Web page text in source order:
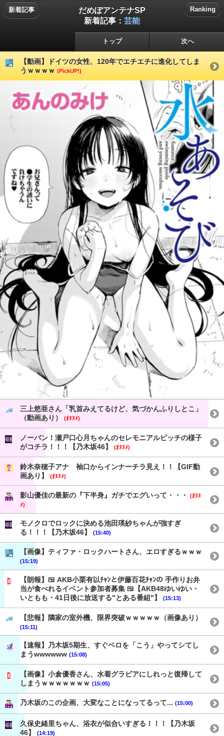
新着記事
だめぽアンテナSP
新着記事： 芸能
Ranking
トップ 次へ
【動画】ドイツの女性、120年でエチエチに進化してしま
うｗｗｗｗ (PickUP!)
三上悠亜さん「乳首みえてるけど、気づかんふりしとこ」
（動画あり）
(ｵﾇﾇﾒ)
ノーバン！瀬戸口心月ちゃんのセレモニアルピッチの様子
がコチラ！！！【乃木坂46】
(ｵﾇﾇﾒ)
鈴木奈穂子アナ 袖口からインナーチラ見え！！【GIF動
画あり】
(ｵﾇﾇﾒ)
影山優佳の最新の『下半身』ガチでエグいって・・・
(ｵﾇﾇ
ﾒ)
モノクロでロックに決める池田瑛紗ちゃんが強すぎ
る！！！【乃木坂46】
(15:40)
【画像】ティファ・ロックハートさん、エロすぎるｗｗｗ
(15:19)
【朗報】🍱 AKB小栗有以ﾁｬﾝと伊藤百花ﾁｬﾝの 手作りお弁
当が食べれるイベント参加者募集 🍱【AKB48ゆいゆい・
いともも・41日後に放送する"とある番組"】
(15:13)
【悲報】隣家の室外機、限界突破ｗｗｗｗｗ（画像あり）
(15:11)
【速報】乃木坂5期生、すぐベロを「こう」やってシてし
まうwwwwww (15:08)
【画像】小倉優香さん、水着グラビアにしれっと復帰して
しまうｗｗｗｗｗｗｗ (15:05)
乃木坂のこの企画、大変なことになってるって... (15:00)
久保史緒里ちゃん、浴衣が似合いすぎる！！！【乃木坂
46】
(14:19)